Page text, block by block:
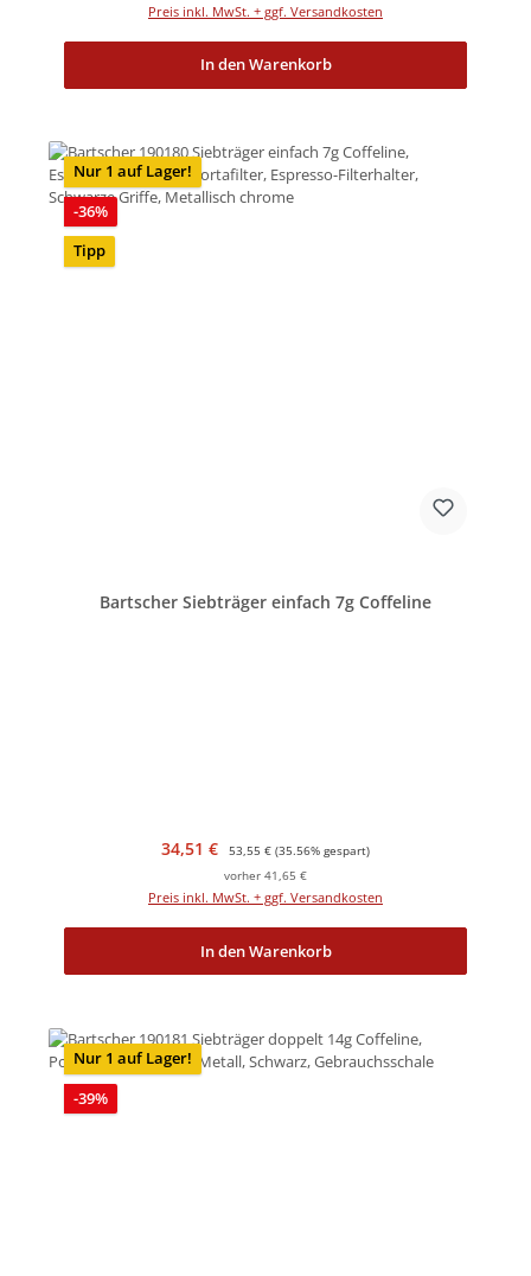
Preis inkl. MwSt. + ggf. Versandkosten
In den Warenkorb
Nur 1 auf Lager!
-36%Rabatt
Tipp
Bartscher Siebträger einfach 7g Coffeline
Verkaufspreis:
34,51 € Regulärer Preis:
53,55 € (35.56% gespart)
vorher 41,65 €
Preis inkl. MwSt. + ggf. Versandkosten
In den Warenkorb
Nur 1 auf Lager!
-39%Rabatt